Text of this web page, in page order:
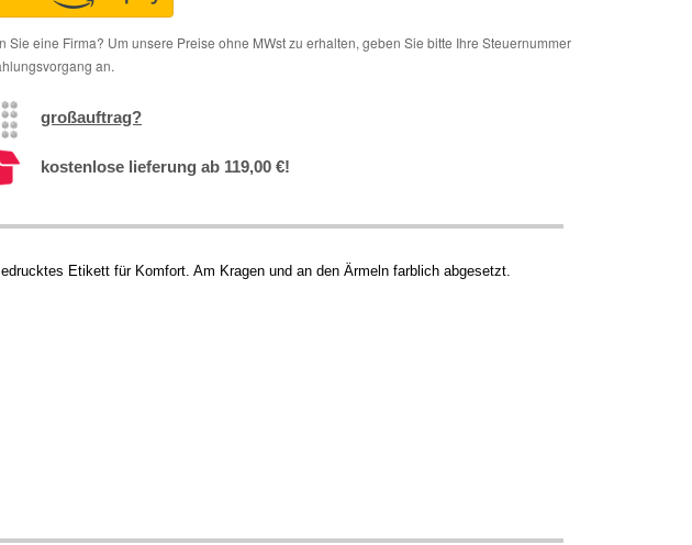
Sie eine Firma? Um unsere Preise ohne MWst zu erhalten, geben Sie bitte Ihre Steuernummer
an.
großauftrag?
kostenlose lieferung ab 119,00 €!
Etikett für Komfort. Am Kragen und an den Ärmeln farblich abgesetzt.